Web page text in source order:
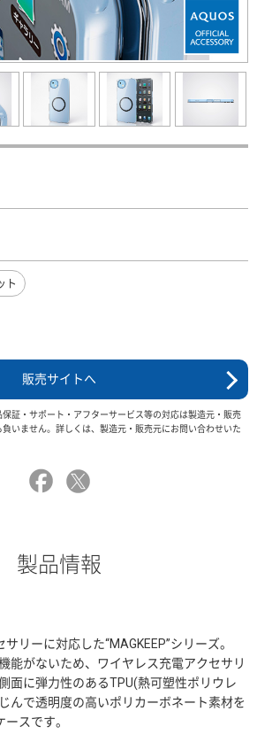
ト
販売サイトへ
証・サポート・アフターサービス等の対応は製造元・販売
いません。詳しくは、製造元・販売元にお問い合わせいた
製品情報
リーに対応した“MAGKEEP”シリーズ。
能がないため、ワイヤレス充電アクセサリ
面に弾力性のあるTPU(熱可塑性ポリウレ
んで透明度の高いポリカーボネート素材を
スです。